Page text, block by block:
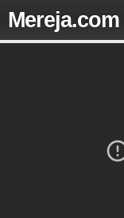
Mereja.com